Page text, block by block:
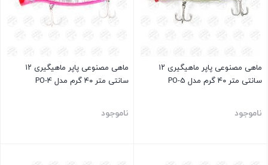
ماهی مصنوعی پاپر ماهیگیری ۱۲
سانتی متر ۴۰ گرم مدل PO-5
ناموجود
ماهی مصنوعی پاپر ماهیگیری ۱۲
سانتی متر ۴۰ گرم مدل PO-4
ناموجود